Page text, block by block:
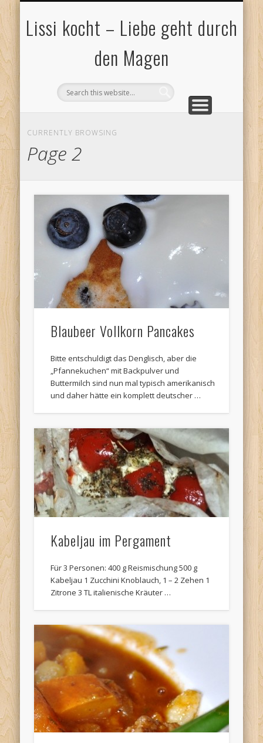
Lissi kocht – Liebe geht durch
den Magen
CURRENTLY BROWSING
Page 2
Blaubeer Vollkorn Pancakes
Bitte entschuldigt das Denglisch, aber die
„Pfannekuchen“ mit Backpulver und
Buttermilch sind nun mal typisch amerikanisch
und daher hätte ein komplett deutscher …
Kabeljau im Pergament
Für 3 Personen: 400 g Reismischung 500 g
Kabeljau 1 Zucchini Knoblauch, 1 – 2 Zehen 1
Zitrone 3 TL italienische Kräuter …